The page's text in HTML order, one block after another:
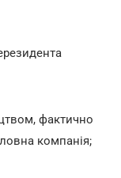
фактично
компанія;